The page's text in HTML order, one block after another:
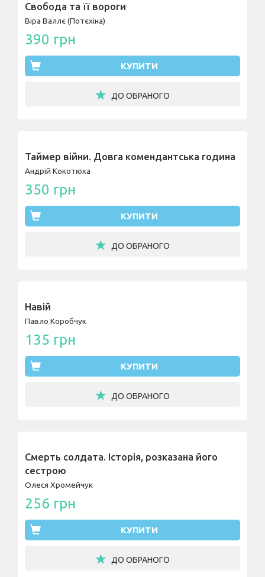
Свобода та її вороги
Віра Валлє (Потєхіна)
390 грн
КУПИТИ
ДО ОБРАНОГО
Таймер війни. Довга комендантська година
Андрій Кокотюха
350 грн
КУПИТИ
ДО ОБРАНОГО
Навій
Павло Коробчук
135 грн
КУПИТИ
ДО ОБРАНОГО
Смерть солдата. Історія, розказана його
сестрою
Олеся Хромейчук
256 грн
КУПИТИ
ДО ОБРАНОГО